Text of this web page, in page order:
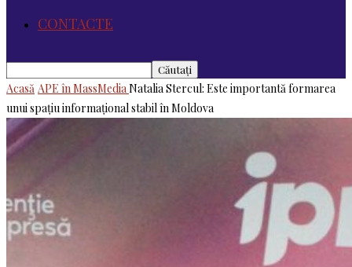
CONTACTE
Acasă APE în MassMediaNatalia Stercul: Este importantă formarea
unui spațiu informațional stabil în Moldova